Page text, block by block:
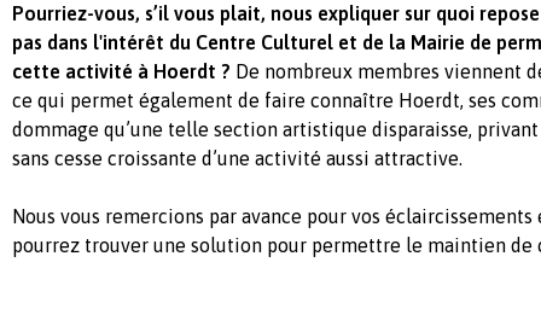
Pourriez-vous, s’il vous plait, nous expliquer sur quoi
pas dans l'intérêt du Centre Culturel et de la Mairie de
cette activité à Hoerdt ? De nombreux membres viennent
ce qui permet également de faire connaître Hoerdt, ses
dommage qu’une telle section artistique disparaisse,
sans cesse croissante d’une activité aussi attractive.
Nous vous remercions par avance pour vos éclaircissements
pourrez trouver une solution pour permettre le maintien